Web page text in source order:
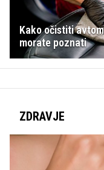
Kako očistiti
morate poznati
ZDRAVJE